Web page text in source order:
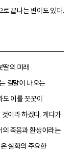
끝나는 변이도 있다.
딸의 미래
결말이 나오는
이를 꿋꿋이
이라 하겠다. 게다가
죽음과 환생이라는
설화의 주요한